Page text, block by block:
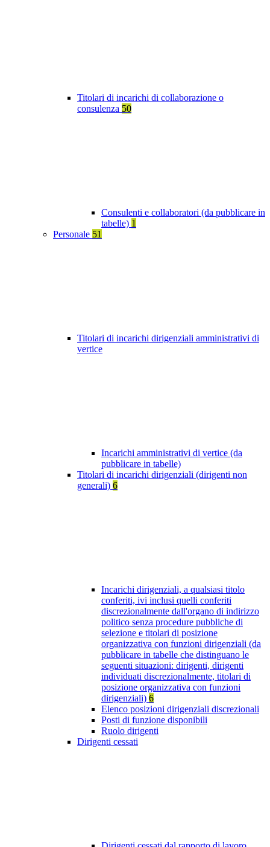
Titolari di incarichi di collaborazione o
consulenza 50
Consulenti e collaboratori (da pubblicare in
tabelle) 1
Personale 51
Titolari di incarichi dirigenziali amministrativi di
vertice
Incarichi amministrativi di vertice (da
pubblicare in tabelle)
Titolari di incarichi dirigenziali (dirigenti non
generali) 6
Incarichi dirigenziali, a qualsiasi titolo
conferiti, ivi inclusi quelli conferiti
discrezionalmente dall'organo di indirizzo
politico senza procedure pubbliche di
selezione e titolari di posizione
organizzativa con funzioni dirigenziali (da
pubblicare in tabelle che distinguano le
seguenti situazioni: dirigenti, dirigenti
individuati discrezionalmente, titolari di
posizione organizzativa con funzioni
dirigenziali) 6
Elenco posizioni dirigenziali discrezionali
Posti di funzione disponibili
Ruolo dirigenti
Dirigenti cessati